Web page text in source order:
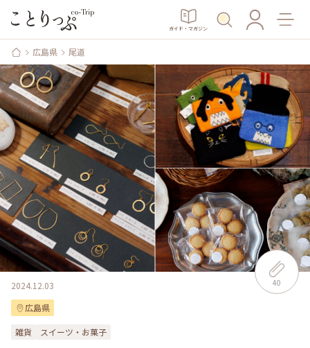
ガイド・マガジン
広島県 尾道
40
2024.12.03
広島県
雑貨
スイーツ・お菓子